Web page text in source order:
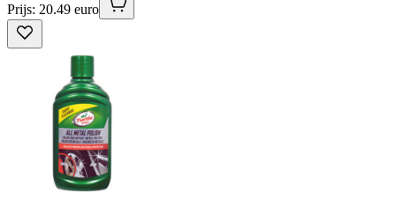
Prijs: 20.49 euro